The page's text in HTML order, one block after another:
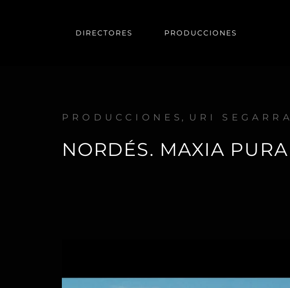
DIRECTORES PRODUCCIONES
PRODUCCIONES URI SEGARRA
NORDÉS. MAXIA PURA